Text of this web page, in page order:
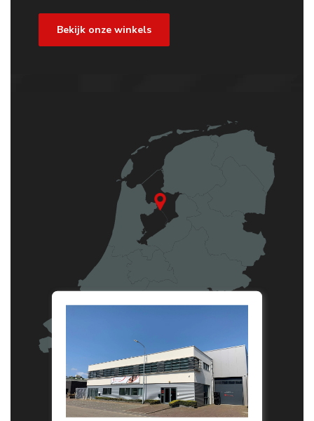
Bekijk onze winkels